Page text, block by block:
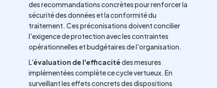
des recommandations concrètes pour renforcer la
sécurité des données et la conformité du
traitement. Ces préconisations doivent concilier
l'exigence de protection avec les contraintes
opérationnelles et budgétaires de l'organisation.
L'évaluation de l'efficacitédes mesures
implémentées complète ce cycle vertueux. En
surveillant les effets concrets des dispositions